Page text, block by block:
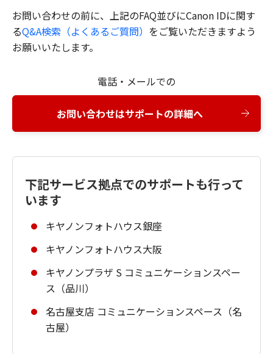
お問い合わせの前に、上記のFAQ並びにCanon IDに関す
るQ&A検索（よくあるご質問） をご覧いただきますよう
お願いいたします。
電話・メールでの
お問い合わせはサポートの詳細へ
下記サービス拠点でのサポートも行って
います
キヤノンフォトハウス銀座
キヤノンフォトハウス大阪
キヤノンプラザ S コミュニケーションスペー
ス（品川）
名古屋支店 コミュニケーションスペース（名
古屋）